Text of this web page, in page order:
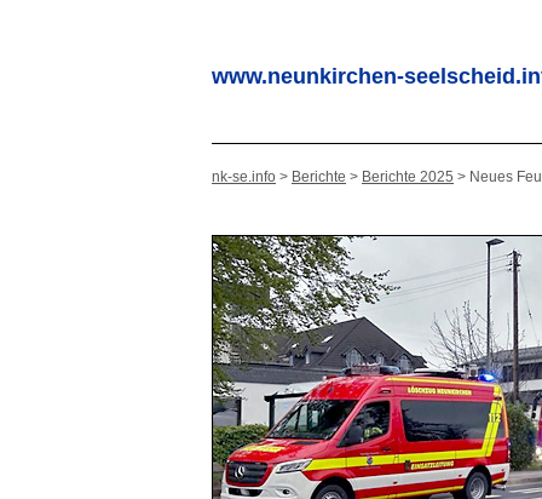
www.neunkirchen-
nk-se.info > Berichte > Berichte 2025 > Neues